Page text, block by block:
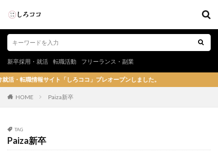
新卒採用・就活 転職活動 フリーランス・副業
イト「しろココ」プレオープンしました。
HOME Paiza新卒
TAG
Paiza新卒